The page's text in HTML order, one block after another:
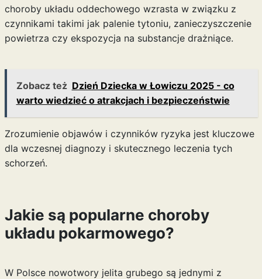
choroby układu oddechowego wzrasta w związku z
czynnikami takimi jak palenie tytoniu, zanieczyszczenie
powietrza czy ekspozycja na substancje drażniące.
Zobacz też Dzień Dziecka w Łowiczu 2025 - co
warto wiedzieć o atrakcjach i bezpieczeństwie
Zrozumienie objawów i czynników ryzyka jest kluczowe
dla wczesnej diagnozy i skutecznego leczenia tych
schorzeń.
Jakie są popularne choroby
układu pokarmowego?
W Polsce nowotwory jelita grubego są jednymi z